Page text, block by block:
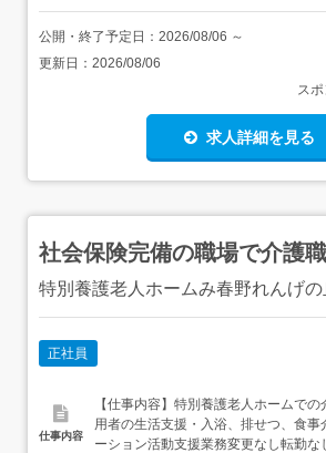
公開・終了予定日： 2026/08/06 ～
更新日： 2026/08/06
ス
求人詳細を見る
社会保険完備の職場で介護
特別養護老人ホームみ春野れんげの
正社員
仕事内容
【仕事内容】特別養護老人ホームで
用者の生活支援・入浴、排せつ、食事
ーション活動支援業務変更なし転勤な